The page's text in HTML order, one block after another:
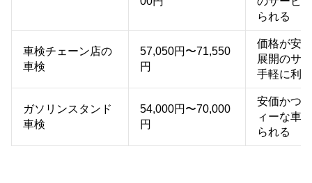
られる
車検チェーン店の
車検
57,050円〜71,550
円
価格が安
展開のサ
手軽に利
ガソリンスタンド
車検
54,000円〜70,000
円
安価かつ
ィーな車
られる